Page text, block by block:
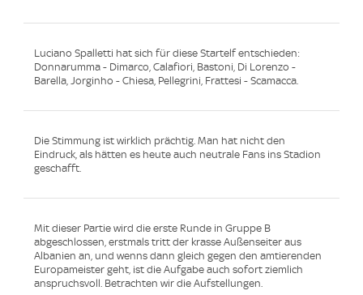
Luciano Spalletti hat sich für diese Startelf entschieden:
Donnarumma - Dimarco, Calafiori, Bastoni, Di Lorenzo -
Barella, Jorginho - Chiesa, Pellegrini, Frattesi - Scamacca.
Die Stimmung ist wirklich prächtig. Man hat nicht den
Eindruck, als hätten es heute auch neutrale Fans ins Stadion
geschafft.
Mit dieser Partie wird die erste Runde in Gruppe B
abgeschlossen, erstmals tritt der krasse Außenseiter aus
Albanien an, und wenns dann gleich gegen den amtierenden
Europameister geht, ist die Aufgabe auch sofort ziemlich
anspruchsvoll. Betrachten wir die Aufstellungen.